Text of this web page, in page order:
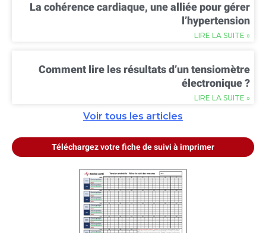
La cohérence cardiaque, une alliée pour gérer
l’hypertension
LIRE LA SUITE »
Comment lire les résultats d’un tensiomètre
électronique ?
LIRE LA SUITE »
Voir tous les articles
Téléchargez votre fiche de suivi à imprimer